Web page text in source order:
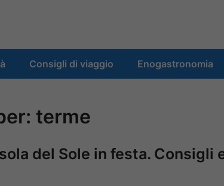
Consigli di viaggio Enogastronomia
terme
del Sole in festa. Consigli